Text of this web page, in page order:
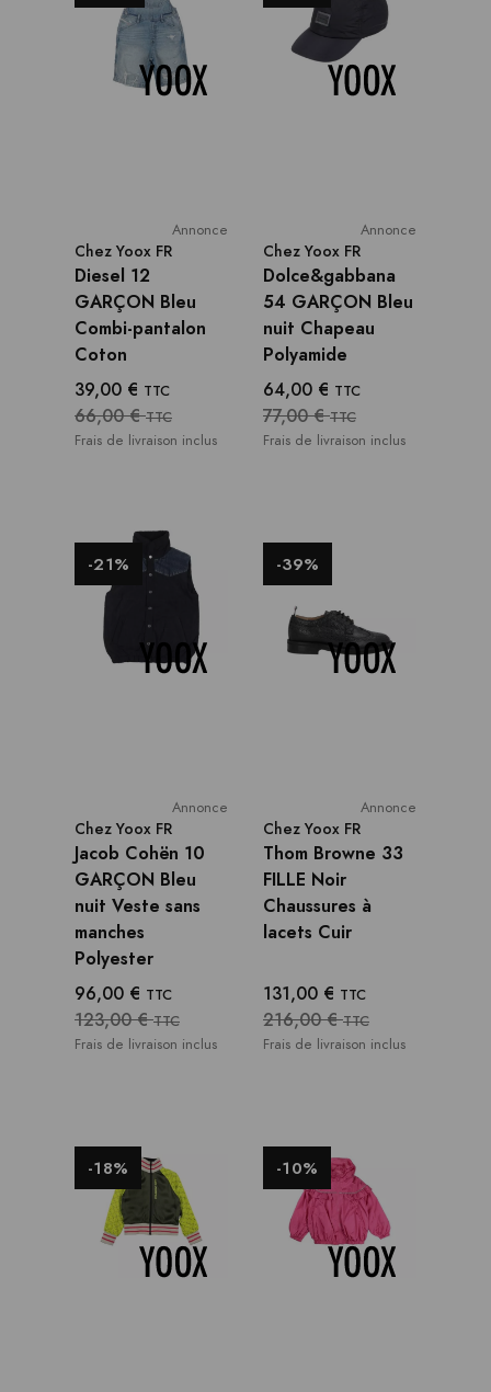
Annonce
Chez Yoox FR
Diesel 12
GARÇON Bleu
Combi-pantalon
Coton
39,00 € TTC
66,00 €TTC
Frais de livraison inclus
Annonce
Chez Yoox FR
Dolce&gabbana
54 GARÇON Bleu
nuit Chapeau
Polyamide
64,00 € TTC
77,00 €TTC
Frais de livraison inclus
-21%
Annonce
Chez Yoox FR
Jacob Cohёn 10
GARÇON Bleu
nuit Veste sans
manches
Polyester
96,00 € TTC
123,00 €TTC
Frais de livraison inclus
-39%
Annonce
Chez Yoox FR
Thom Browne 33
FILLE Noir
Chaussures à
lacets Cuir
131,00 € TTC
216,00 €TTC
Frais de livraison inclus
-18% -10%